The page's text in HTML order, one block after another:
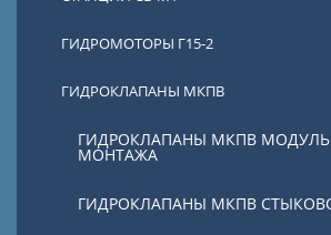
ГИДРОМОТОРЫ Г15-2
ГИДРОКЛАПАНЫ МКПВ
ГИДРОКЛАПАНЫ МКПВ
МОНТАЖА
ГИДРОКЛАПАНЫ МКПВ